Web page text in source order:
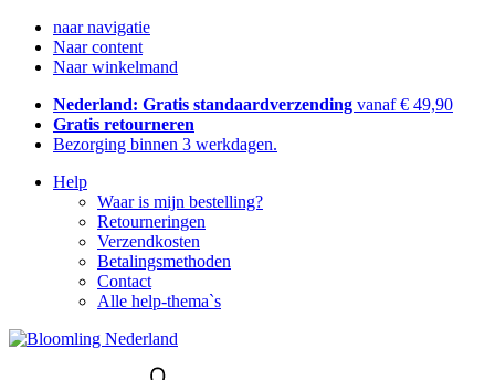
naar navigatie
Naar content
Naar winkelmand
Nederland: Gratis standaardverzending vanaf € 49,90
Gratis retourneren
Bezorging binnen 3 werkdagen.
Help
Waar is mijn bestelling?
Retourneringen
Verzendkosten
Betalingsmethoden
Contact
Alle help-thema`s